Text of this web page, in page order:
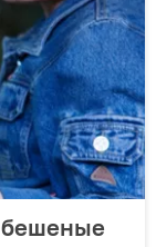
бешеные